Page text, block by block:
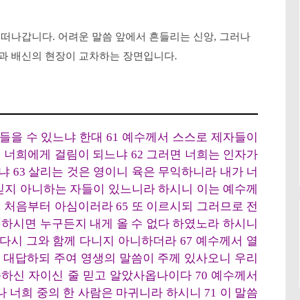
나갑니다. 어려운 말씀 앞에서 흔들리는 신앙, 그러나
배신의 현장이 교차하는 장면입니다.
을 수 있느냐 한대 61 예수께서 스스로 제자들이
희에게 걸림이 되느냐 62 그러면 너희는 인자가
63 살리는 것은 영이니 육은 무익하니라 내가 너
아니하는 자들이 있느니라 하시니 이는 예수께
음부터 아심이러라 65 또 이르시되 그러므로 전
시면 누구든지 내게 올 수 없다 하였노라 하시니
시 그와 함께 다니지 아니하더라 67 예수께서 열
답하되 주여 영생의 말씀이 주께 있사오니 우리
신 자이신 줄 믿고 알았사옵나이다 70 예수께서
너희 중의 한 사람은 마귀니라 하시니 71 이 말씀